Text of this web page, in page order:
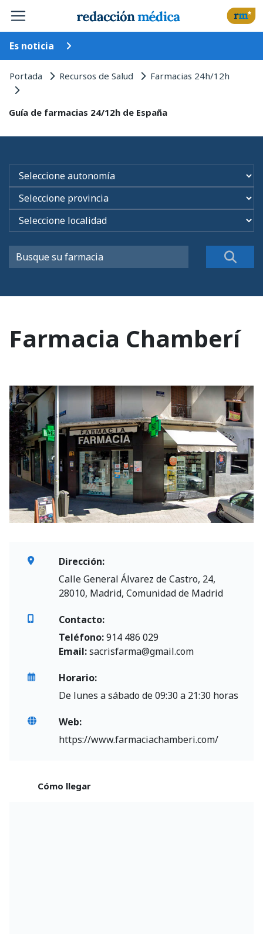
Es noticia
Portada Recursos de Salud Farmacias 24h/12h
Guía de farmacias 24/12h de España
Farmacia Chamberí
Dirección:
Calle General Álvarez de Castro, 24,
28010, Madrid, Comunidad de Madrid
Contacto:
Teléfono:914 486 029
Email:sacrisfarma@gmail.com
Horario:
De lunes a sábado de 09:30 a 21:30 horas
Web:
https://www.farmaciachamberi.com/
Cómo llegar